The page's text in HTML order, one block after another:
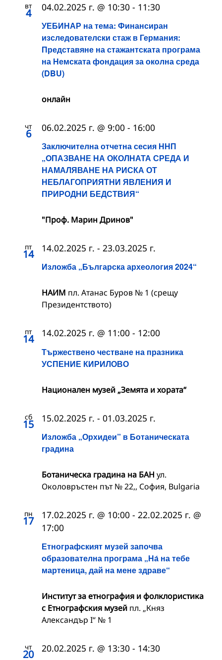
вт
4
УЕБИНАР на тема: Финансиран
изследователски стаж в Германия:
Представяне на стажантската програма
на Немската фондация за околна среда
(DBU)
04.02.2025 г. @ 10:30 - 11:30
онлайн
чт
6
Заключителна отчетна сесия ННП
„OПАЗВАНЕ НА ОКОЛНАТА СРЕДА И
НАМАЛЯВАНЕ НА РИСКА ОТ
НЕБЛАГОПРИЯТНИ ЯВЛЕНИЯ И
ПРИРОДНИ БЕДСТВИЯ“
06.02.2025 г. @ 9:00 - 16:00
"Проф. Марин Дринов"
пт
14
Изложба „Българска археология 2024“
14.02.2025 г. - 23.03.2025 г.
НАИМ пл. Атанас Буров № 1 (срещу
Президентството)
пт
14
Тържествено честване на празника
УСПЕНИЕ КИРИЛОВО
14.02.2025 г. @ 11:00 - 12:00
Национален музей „Земята и хората“
сб
15
Изложба „Орхидеи” в Ботаническата
градина
15.02.2025 г. - 01.03.2025 г.
Ботаническа градина на БАН ул.
Околовръстен път № 22,, София, Bulgaria
пн
17
Етнографският музей започва
образователна програма „На́ на тебе
мартеница, дай на мене здраве“
17.02.2025 г. @ 10:00 - 22.02.2025 г. @
17:00
Институт за етнография и фолклористика
с Етнографския музей пл. „Княз
Александър I“ № 1
чт
20 20.02.2025 г. @ 13:30 - 14:30